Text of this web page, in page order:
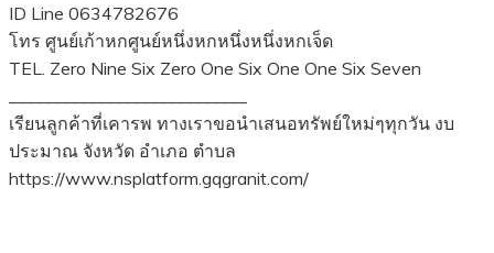
ID Line 0634782676
โทร ศูนย์เก้าหกศูนย์หนึ่งหกหนึ่งหนึ่งหกเจ็ด
TEL. Zero Nine Six Zero One Six One One Six Seven
เรียนลูกค้าที่เคารพ ทางเราขอนำเสนอทรัพย์ใหม่ๆทุกวัน งบ
ประมาณ จังหวัด อำเภอ ตำบล
https://www.nsplatform.gqgranit.com/